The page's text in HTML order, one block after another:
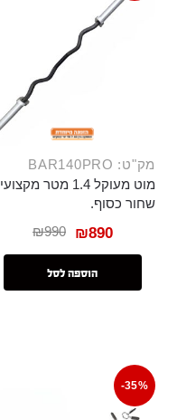
מק"ט: BAR140PRO
מוט מעוקל 1.4 מטר מקצועי
שחור כסוף.
₪990 ₪890
הוספה לסל
-35%